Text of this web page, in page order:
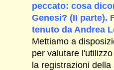
peccato: cosa
Genesi? (II parte).
tenuto da Andrea
Mettiamo a
per valutare
la registrazioni